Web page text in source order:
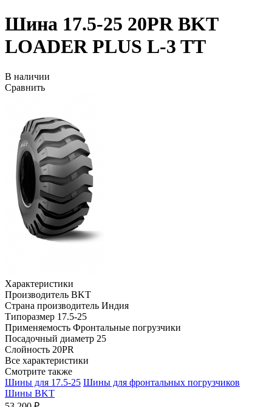
Шина 17.5-25 20PR BKT
LOADER PLUS L-3 TT
В наличии
Сравнить
Характеристики
Производитель BKT
Страна производитель Индия
Типоразмер 17.5-25
Применяемость Фронтальные погрузчики
Посадочный диаметр 25
Слойность 20PR
Все характеристики
Смотрите также
Шины для 17.5-25 Шины для фронтальных погрузчиков
Шины BKT